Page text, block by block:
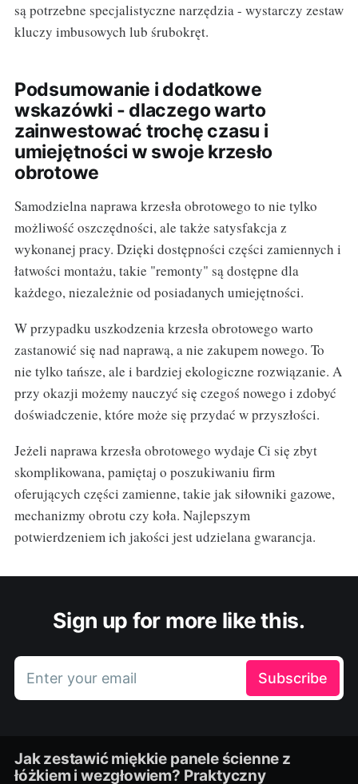
są potrzebne specjalistyczne narzędzia - wystarczy zestaw
kluczy imbusowych lub śrubokręt.
Podsumowanie i dodatkowe
wskazówki - dlaczego warto
zainwestować trochę czasu i
umiejętności w swoje krzesło
obrotowe
Samodzielna naprawa krzesła obrotowego to nie tylko
możliwość oszczędności, ale także satysfakcja z
wykonanej pracy. Dzięki dostępności części zamiennych i
łatwości montażu, takie "remonty" są dostępne dla
każdego, niezależnie od posiadanych umiejętności.
W przypadku uszkodzenia krzesła obrotowego warto
zastanowić się nad naprawą, a nie zakupem nowego. To
nie tylko tańsze, ale i bardziej ekologiczne rozwiązanie. A
przy okazji możemy nauczyć się czegoś nowego i zdobyć
doświadczenie, które może się przydać w przyszłości.
Jeżeli naprawa krzesła obrotowego wydaje Ci się zbyt
skomplikowana, pamiętaj o poszukiwaniu firm
oferujących części zamienne, takie jak siłowniki gazowe,
mechanizmy obrotu czy koła. Najlepszym
potwierdzeniem ich jakości jest udzielana gwarancja.
Sign up for more like this.
Enter your email Subscribe
Jak zestawić miękkie panele ścienne z
łóżkiem i wezgłowiem? Praktyczny